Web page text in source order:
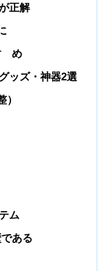
正解
め
ッズ・神器2選
ム
ある